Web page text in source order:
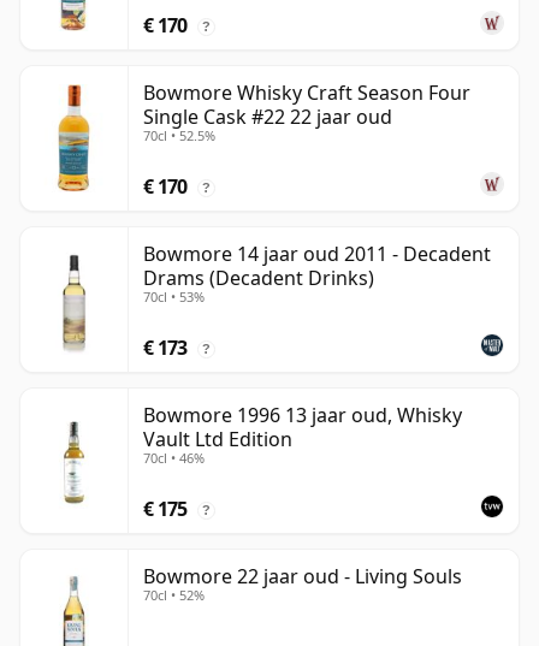
€ 170 ?
Bowmore Whisky Craft Season Four
Single Cask #22 22 jaar oud
70cl • 52.5%
€ 170 ?
Bowmore 14 jaar oud 2011 - Decadent
Drams (Decadent Drinks)
70cl • 53%
€ 173 ?
Bowmore 1996 13 jaar oud, Whisky
Vault Ltd Edition
70cl • 46%
€ 175 ?
Bowmore 22 jaar oud - Living Souls
70cl • 52%